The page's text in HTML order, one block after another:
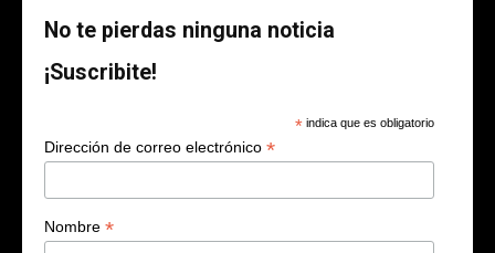
No te pierdas ninguna noticia
¡Suscribite!
* indica que es obligatorio
Dirección de correo electrónico *
Nombre *